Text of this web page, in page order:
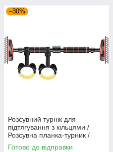
–30%
Розсувний турнік для
підтягування з кільцями /
Розсувна планка-турник /
Турнік у дверний отвір
Готово до відправки